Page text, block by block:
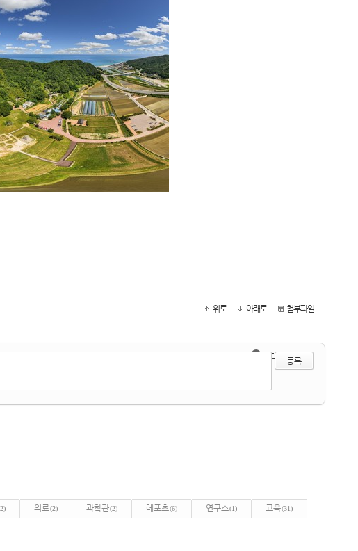
위로 아래로 첨부파일
● 에디터 선택하기
의료(2) 과학관(2) 레포츠(6) 연구소(1) 교육(31)